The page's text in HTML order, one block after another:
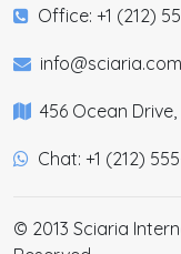
Office: +1 (212)
info@sciaria.com
456 Ocean Drive,
Chat: +1 (212)
© 2013 Sciaria